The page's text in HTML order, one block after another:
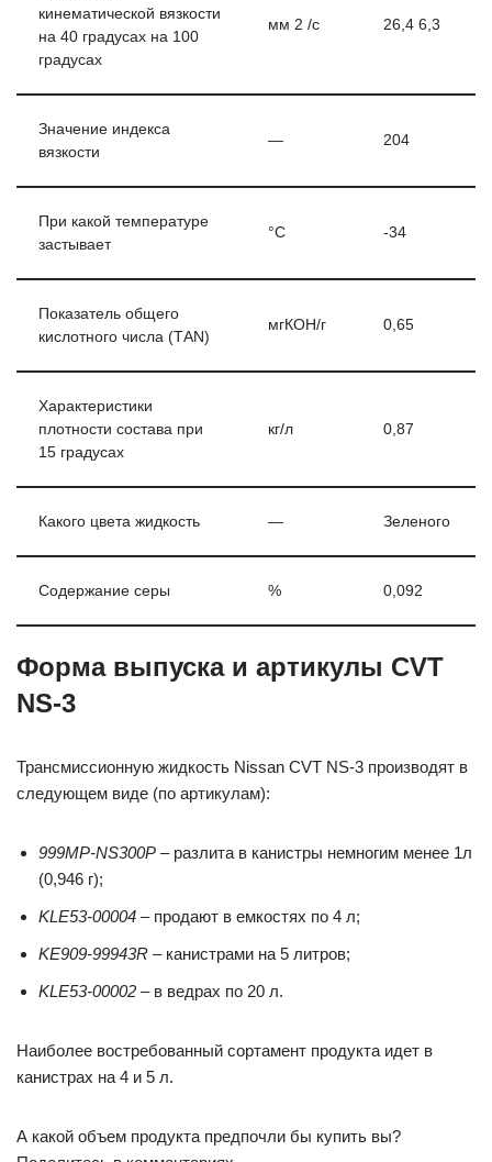
кинематической вязкости
на 40 градусах на 100
градусах
мм 2 /с 26,4 6,3
Значение индекса
вязкости
— 204
При какой температуре
застывает
°С -34
Показатель общего
кислотного числа (ТАN)
мгКОН/г 0,65
Характеристики
плотности состава при
15 градусах
кг/л 0,87
Какого цвета жидкость — Зеленого
Содержание серы % 0,092
Форма выпуска и артикулы CVT
NS-3
Трансмиссионную жидкость Nissan CVT NS-3 производят в
следующем виде (по артикулам):
999MP-NS300P – разлита в канистры немногим менее 1л
(0,946 г);
KLE53-00004 – продают в емкостях по 4 л;
KE909-99943R – канистрами на 5 литров;
KLE53-00002 – в ведрах по 20 л.
Наиболее востребованный сортамент продукта идет в
канистрах на 4 и 5 л.
А какой объем продукта предпочли бы купить вы?